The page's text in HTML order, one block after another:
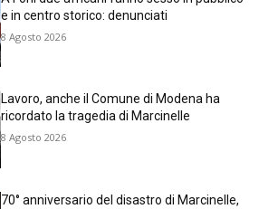
e in centro storico: denunciati
8 Agosto 2026
Lavoro, anche il Comune di Modena ha
ricordato la tragedia di Marcinelle
8 Agosto 2026
70° anniversario del disastro di Marcinelle,